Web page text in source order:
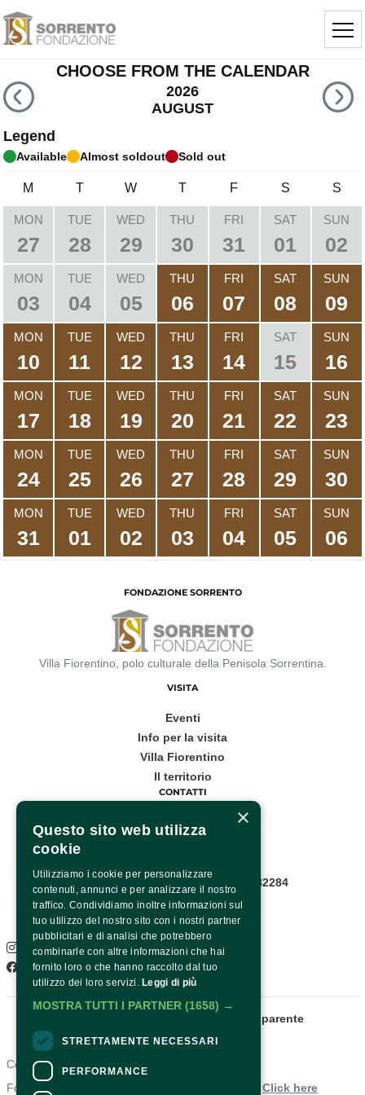
CHOOSE FROM THE CALENDAR
2026
AUGUST
Legend
Available Almost soldout Sold out
M T W T F S S
MON
27
TUE
28
WED
29
THU
30
FRI
31
SAT
01
SUN
02
MON
03
TUE
04
WED
05
THU
06
FRI
07
SAT
08
SUN
09
MON
10
TUE
11
WED
12
THU
13
FRI
14
SAT
15
SUN
16
MON
17
TUE
18
WED
19
THU
20
FRI
21
SAT
22
SUN
23
MON
24
TUE
25
WED
26
THU
27
FRI
28
SAT
29
SUN
30
MON
31
TUE
01
WED
02
THU
03
FRI
04
SAT
05
SUN
06
FONDAZIONE SORRENTO
Villa Fiorentino, polo culturale della Penisola Sorrentina.
VISITA
Eventi
Info per la visita
Villa Fiorentino
Il territorio
CONTATTI
Corso Italia, 53
Infopoint WhatsApp: +39 081 8782284
Pagina contatti
SOCIAL
Instagram
Facebook
Amministrazione trasparente
Contacts
For information and support in purchasing tickets Click here
×
Questo sito web utilizza
cookie
Utilizziamo i cookie per personalizzare
contenuti, annunci e per analizzare il nostro
traffico. Condividiamo inoltre informazioni sul
tuo utilizzo del nostro sito con i nostri partner
pubblicitari e di analisi che potrebbero
combinarle con altre informazioni che hai
fornito loro o che hanno raccolto dal tuo
utilizzo dei loro servizi. Leggi di più
MOSTRA TUTTI I PARTNER (1658) →
STRETTAMENTE NECESSARI
PERFORMANCE